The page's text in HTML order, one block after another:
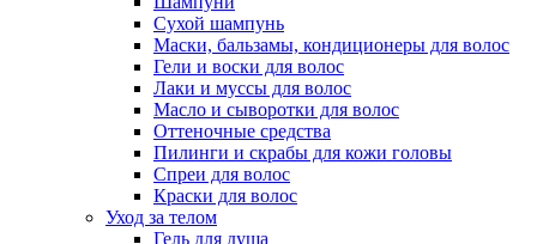
Сухой шампунь
Маски, бальзамы, кондиционеры для волос
Гели и воски для волос
Лаки и муссы для волос
Масло и сыворотки для волос
Оттеночные средства
Пилинги и скрабы для кожи головы
Спреи для волос
Краски для волос
Уход за телом
Гель для душа